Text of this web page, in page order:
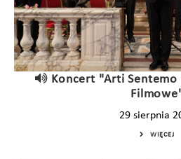
Koncert "Arti Sentemo
29 sierpnia
WIĘCEJ